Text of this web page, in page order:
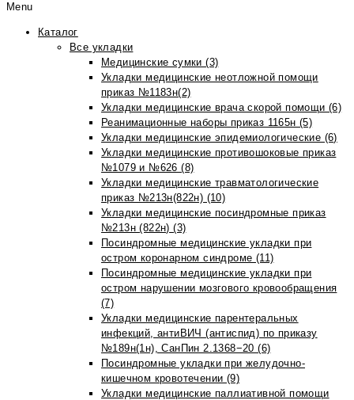
Menu
Каталог
Все укладки
Медицинские сумки (3)
Укладки медицинские неотложной помощи
приказ №1183н(2)
Укладки медицинские врача скорой помощи (6)
Реанимационные наборы приказ 1165н (5)
Укладки медицинские эпидемиологические (6)
Укладки медицинские противошоковые приказ
№1079 и №626 (8)
Укладки медицинские травматологические
приказ №213н(822н) (10)
Укладки медицинские посиндромные приказ
№213н (822н) (3)
Посиндромные медицинские укладки при
остром коронарном синдроме (11)
Посиндромные медицинские укладки при
остром нарушении мозгового кровообращения
(7)
Укладки медицинские парентеральных
инфекций, антиВИЧ (антиспид) по приказу
№189н(1н), СанПин 2.1368−20 (6)
Посиндромные укладки при желудочно-
кишечном кровотечении (9)
Укладки медицинские паллиативной помощи